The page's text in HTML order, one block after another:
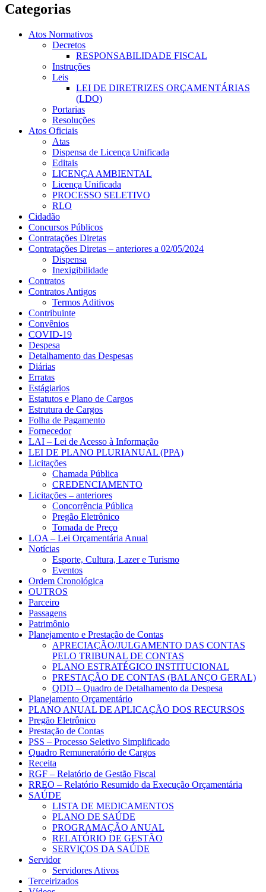
Categorias
Atos Normativos
Decretos
RESPONSABILIDADE FISCAL
Instruções
Leis
LEI DE DIRETRIZES ORÇAMENTÁRIAS
(LDO)
Portarias
Resoluções
Atos Oficiais
Atas
Dispensa de Licença Unificada
Editais
LICENÇA AMBIENTAL
Licença Unificada
PROCESSO SELETIVO
RLO
Cidadão
Concursos Públicos
Contratações Diretas
Contratações Diretas – anteriores a 02/05/2024
Dispensa
Inexigibilidade
Contratos
Contratos Antigos
Termos Aditivos
Contribuinte
Convênios
COVID-19
Despesa
Detalhamento das Despesas
Diárias
Erratas
Estágiarios
Estatutos e Plano de Cargos
Estrutura de Cargos
Folha de Pagamento
Fornecedor
LAI – Lei de Acesso à Informação
LEI DE PLANO PLURIANUAL (PPA)
Licitações
Chamada Pública
CREDENCIAMENTO
Licitações – anteriores
Concorrência Pública
Pregão Eletrônico
Tomada de Preço
LOA – Lei Orçamentária Anual
Notícias
Esporte, Cultura, Lazer e Turismo
Eventos
Ordem Cronológica
OUTROS
Parceiro
Passagens
Patrimônio
Planejamento e Prestação de Contas
APRECIAÇÃO/JULGAMENTO DAS CONTAS
PELO TRIBUNAL DE CONTAS
PLANO ESTRATÉGICO INSTITUCIONAL
PRESTAÇÃO DE CONTAS (BALANÇO GERAL)
QDD – Quadro de Detalhamento da Despesa
Planejamento Orçamentário
PLANO ANUAL DE APLICAÇÃO DOS RECURSOS
Pregão Eletrônico
Prestação de Contas
PSS – Processo Seletivo Simplificado
Quadro Remuneratório de Cargos
Receita
RGF – Relatório de Gestão Fiscal
RREO – Relatório Resumido da Execução Orçamentária
SAÚDE
LISTA DE MEDICAMENTOS
PLANO DE SAÚDE
PROGRAMAÇÃO ANUAL
RELATÓRIO DE GESTÃO
SERVIÇOS DA SAÚDE
Servidor
Servidores Ativos
Terceirizados